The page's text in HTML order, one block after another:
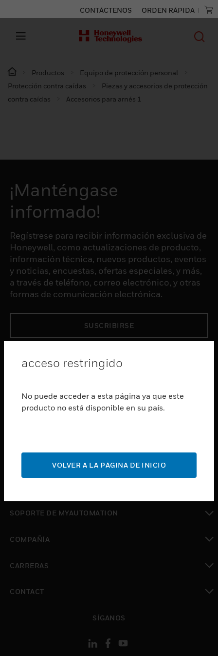
CONTÁCTENOS ORDEN RÁPIDA
Productos
Equipo de protección personal
Protección contra caídas
Piezas y accesorios de protección
contra caídas
Accesorios para arnés 1
¡Manténgase
informado!
Regístrese para recibir información exclusiva de
Honeywell, como actualizaciones de producto,
información técnica, nuevos productos, eventos
y noticias, encuestas, ofertas especiales, y más,
a través de teléfono, correo electrónico, y otras
formas de comunicación electrónica.
SUSCRIBIRSE
Cambiar vista
SERVICIOS
Cambiar vista
Cambiar vista
SOPORTE DE MYAUTOMATION
COMPAÑÍA
CARRERAS
CONTACT
SÍGANOS
acceso restringido
No puede acceder a esta página ya que este
producto no está disponible en su país.
VOLVER A LA PÁGINA DE INICIO